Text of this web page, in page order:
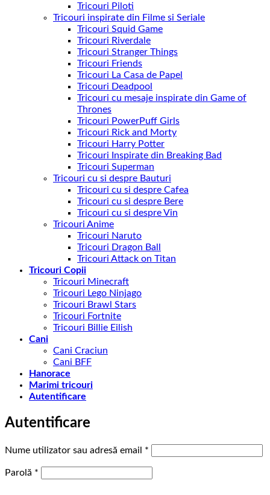
Tricouri Piloti
Tricouri inspirate din Filme si Seriale
Tricouri Squid Game
Tricouri Riverdale
Tricouri Stranger Things
Tricouri Friends
Tricouri La Casa de Papel
Tricouri Deadpool
Tricouri cu mesaje inspirate din Game of
Thrones
Tricouri PowerPuff Girls
Tricouri Rick and Morty
Tricouri Harry Potter
Tricouri Inspirate din Breaking Bad
Tricouri Superman
Tricouri cu si despre Bauturi
Tricouri cu si despre Cafea
Tricouri cu si despre Bere
Tricouri cu si despre Vin
Tricouri Anime
Tricouri Naruto
Tricouri Dragon Ball
Tricouri Attack on Titan
Tricouri Copii
Tricouri Minecraft
Tricouri Lego Ninjago
Tricouri Brawl Stars
Tricouri Fortnite
Tricouri Billie Eilish
Cani
Cani Craciun
Cani BFF
Hanorace
Marimi tricouri
Autentificare
Autentificare
Nume utilizator sau adresă email *
Parolă *